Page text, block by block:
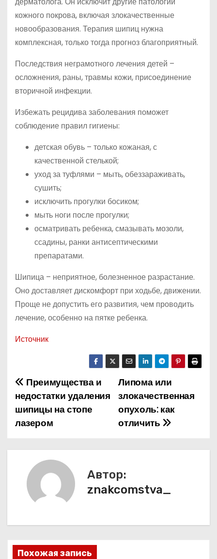
кожного покрова, включая злокачественные
новообразования. Терапия шипиц нужна
комплексная, только тогда прогноз благоприятный.
Последствия неграмотного лечения детей –
осложнения, раны, травмы кожи, присоединение
вторичной инфекции.
Избежать рецидива заболевания поможет
соблюдение правил гигиены:
детская обувь – только кожаная, с
качественной стелькой;
уход за туфлями – мыть, обеззараживать,
сушить;
исключить прогулки босиком;
мыть ноги после прогулки;
осматривать ребенка, смазывать мозоли,
ссадины, ранки антисептическими
препаратами.
Шипица – неприятное, болезненное разрастание.
Оно доставляет дискомфорт при ходьбе, движении.
Проще не допустить его развития, чем проводить
лечение, особенно на пятке ребенка.
Источник
Н
а
в
и
и
я
Липома или
злокачественная
опухоль: как
отличить
Преимущества и
недостатки удаления
шипицы на стопе
лазером
Автор:
znakcomstva_
Похожая запись